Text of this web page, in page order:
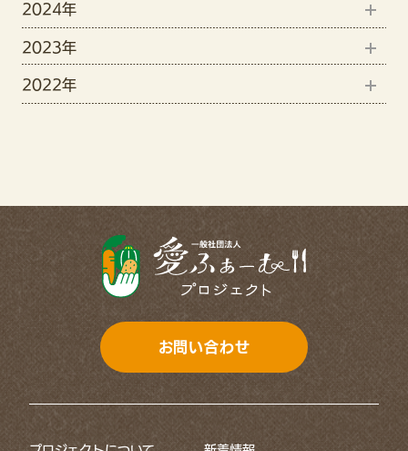
6月(2)
5月(3)
4月(3)
12月(1)
11月(1)
10月(2)
6月(1)
5月(2)
4月(2)
3月(3)
1月(2)
2024年
9月(1)
8月(4)
4月(7)
3月(4)
2月(5)
1月(12)
2023年
12月(15)
9月(11)
8月(5)
7月(8)
6月(11)
5月(8)
4月(8)
2022年
お問い合わせ